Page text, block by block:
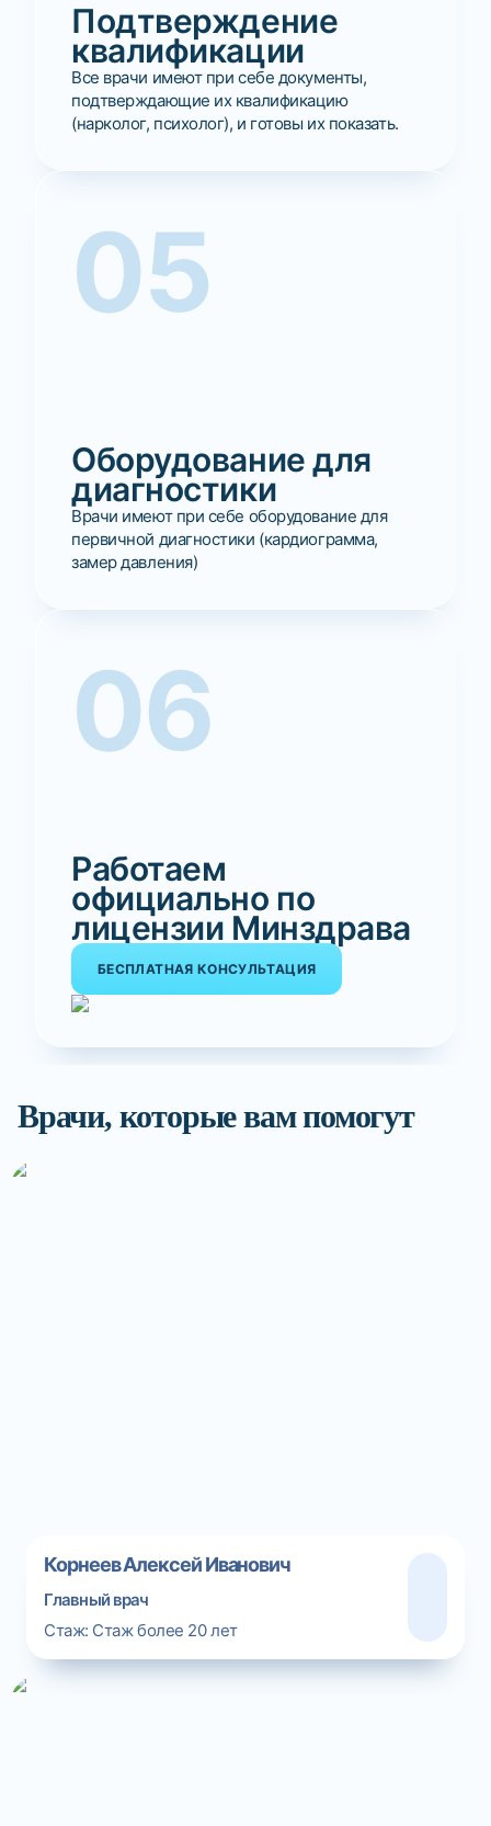
Подтверждение
квалификации
Все врачи имеют при себе документы,
подтверждающие их квалификацию
(нарколог, психолог), и готовы их показать.
05
Оборудование для
диагностики
Врачи имеют при себе оборудование для
первичной диагностики (кардиограмма,
замер давления)
06
Работаем
официально по
лицензии Минздрава
БЕСПЛАТНАЯ КОНСУЛЬТАЦИЯ
Врачи, которые вам помогут
Корнеев Алексей Иванович
Главный врач
Стаж: Стаж более 20 лет